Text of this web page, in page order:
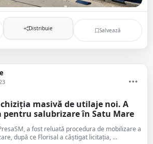
Distribuie Salvează
masivă de utilaje noi. A
salubrizare în Satu Mare
a fost reluată procedura de mobilizare a
după ce Florisal a câștigat licitația, ...